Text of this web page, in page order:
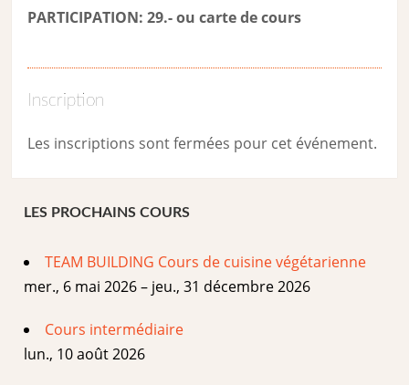
PARTICIPATION: 29.- ou carte de cours
Inscription
Les inscriptions sont fermées pour cet événement.
LES PROCHAINS COURS
TEAM BUILDING Cours de cuisine végétarienne
mer., 6 mai 2026 – jeu., 31 décembre 2026
Cours intermédiaire
lun., 10 août 2026